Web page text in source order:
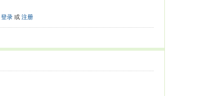
登录或 注册